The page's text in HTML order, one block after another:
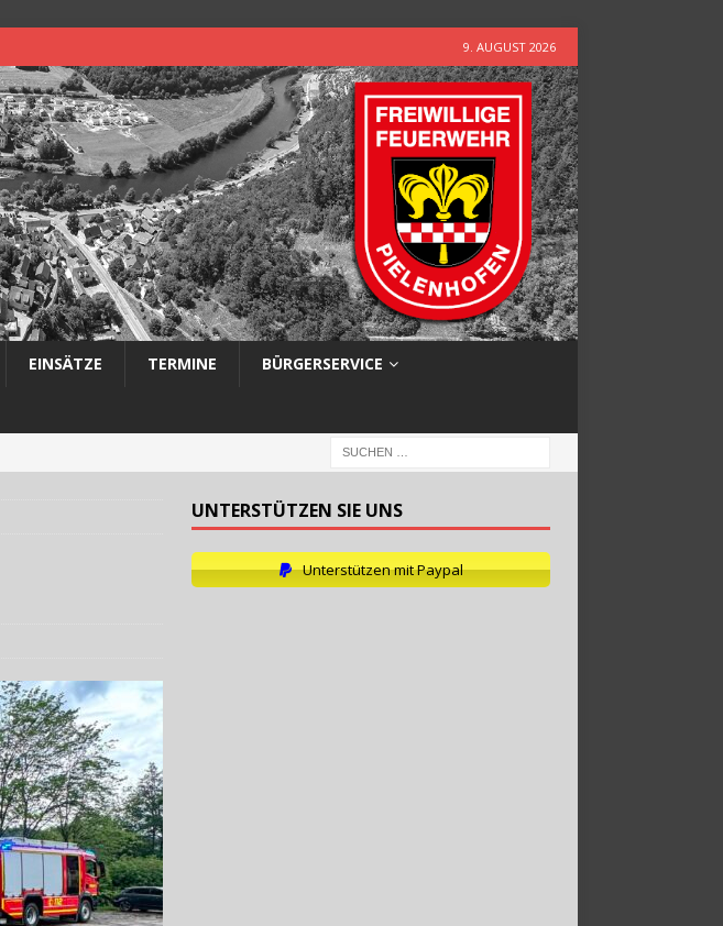
9. AUGUST 2026
EINSÄTZE TERMINE BÜRGERSERVICE
UNTERSTÜTZEN SIE UNS
Unterstützen mit Paypal